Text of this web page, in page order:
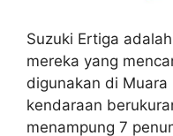
Suzuki Ertiga
mereka yang
digunakan di
kendaraan
menampung 7